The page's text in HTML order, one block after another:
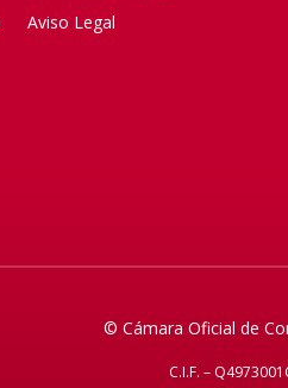
Aviso Legal
© Cámara Oficial de
C.I.F. –